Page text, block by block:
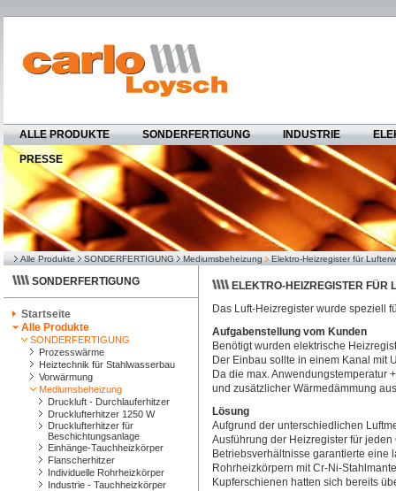
ALLE PRODUKTE SONDERFERTIGUNG INDUSTRIE
PRESSE
Alle Produkte SONDERFERTIGUNG Mediumsbeheizung Elektro-Heizregister für
SONDERFERTIGUNG
Startseite
Alle Produkte
SONDERFERTIGUNG
Prozesswärme
Heiztechnik für Stahlwasserbau
Vorwärmung
Mediumsbeheizung
Druckluft - Durchlauferhitzer
Drucklufterhitzer 1250 W
Drucklufterhitzer für
Beschichtungsanlage
Einhänge-Tauchheizkörper
Flanscherhitzer
Individuelle Rohrheizkörper
Industrie - Tauchheizkörper
ELEKTRO-HEIZREGISTER FÜR
Das Luft-Heizregister wurde speziell
Aufgabenstellung vom Kunden
Benötigt wurden elektrische
Der Einbau sollte in einem Kanal mit
Da die max. Anwendungstemperatur
und zusätzlicher Wärmedämmung
Lösung
Aufgrund der unterschiedlichen
Ausführung der Heizregister für
Betriebsverhältnisse garantierte eine
Rohrheizkörpern mit Cr-Ni-
Kupferschienen hatten sich bereits